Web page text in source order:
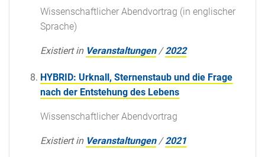
Wissenschaftlicher Abendvortrag (in englischer
Sprache)
Existiert in Veranstaltungen /2022
HYBRID: Urknall, Sternenstaub und die Frage
nach der Entstehung des Lebens
Wissenschaftlicher Abendvortrag
Existiert in Veranstaltungen /2021